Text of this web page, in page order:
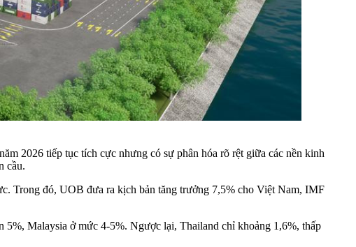
2026 tiếp tục tích cực nhưng có sự phân hóa rõ rệt giữa các nền kinh
cầu.
Trong đó, UOB đưa ra kịch bản tăng trưởng 7,5% cho Việt Nam, IMF
Malaysia ở mức 4-5%. Ngược lại, Thailand chỉ khoảng 1,6%, thấp